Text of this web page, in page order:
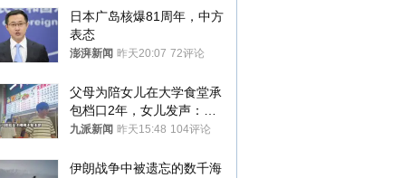
日本广岛核爆81周年，中方
表态
澎湃新闻 昨天20:07 72评论
父母为陪女儿在大学食堂承
包档口2年，女儿发声：初
衷是为了陪伴，毕业后将不
九派新闻 昨天15:48 104评论
伊朗战争中被遗忘的数千海